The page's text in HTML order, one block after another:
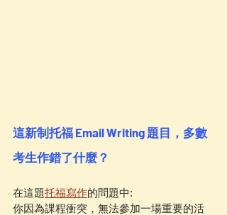
這新制托福 Email Writing 題目，多數
考生作錯了什麼？
在這題托福寫作的問題中:
你因為課程衝突，無法參加一場重要的活